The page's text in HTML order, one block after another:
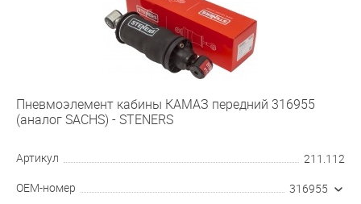
Пневмоэлемент кабины КАМАЗ передний 316955
(аналог SACHS) - STENERS
Артикул 211.112
OEM-номер 316955